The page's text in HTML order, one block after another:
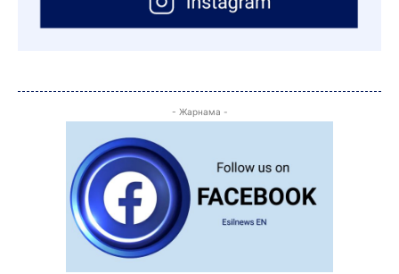
СҰХБАТ
АРНАЙЫ ЖОБА
ӘЛЕУМЕТ
ҚҰҚЫҚ
- Жарнама -